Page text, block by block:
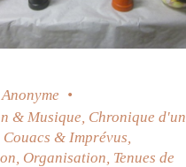
& Musique Chronique d'un
Couacs & Imprévus
Organisation Tenues de